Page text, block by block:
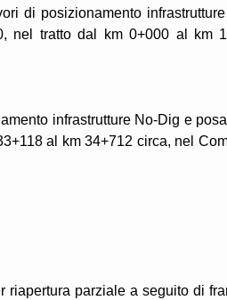
di posizionamento
nel tratto dal km 0+000 al km
infrastrutture No-Dig e
al km 34+712 circa, nel
parziale a seguito di